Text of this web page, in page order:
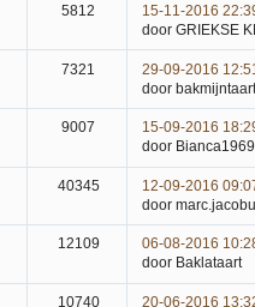
5812
15-11-2016
door GRIEKSE
7321
29-09-2016 12:51
door bakmijntaart
9007
15-09-2016
door Bianca1969
40345
12-09-2016
door
12109
06-08-2016
door Baklataart
10740 20-06-2016